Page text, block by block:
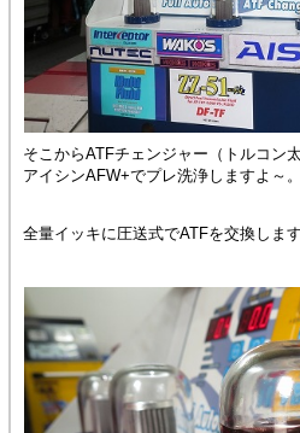
そこからATFチェンジャー（トルコン
アイシンAFW+でプレ洗浄しますよ～。
全量イッキに圧送式でATFを交換します